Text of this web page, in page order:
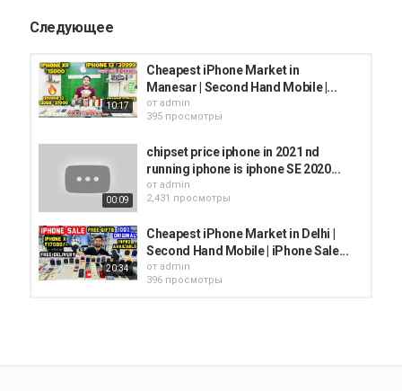
Следующее
10:17
Cheapest iPhone Market in
Manesar | Second Hand Mobile |...
от admin
395 просмотры
00:09
chipset price iphone in 2021 nd
running iphone is iphone SE 2020...
от admin
2,431 просмотры
20:34
Cheapest iPhone Market in Delhi |
Second Hand Mobile | iPhone Sale...
от admin
396 просмотры